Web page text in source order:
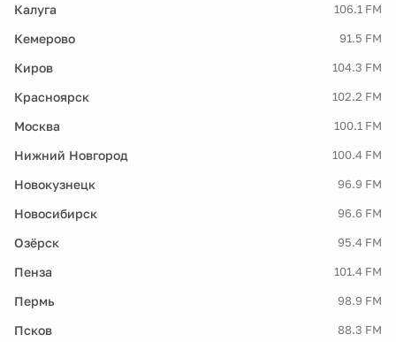
Калуга 106.1 FM
Кемерово 91.5 FM
Киров 104.3 FM
Красноярск 102.2 FM
Москва 100.1 FM
Нижний Новгород 100.4 FM
Новокузнецк 96.9 FM
Новосибирск 96.6 FM
Озёрск 95.4 FM
Пенза 101.4 FM
Пермь 98.9 FM
Псков 88.3 FM